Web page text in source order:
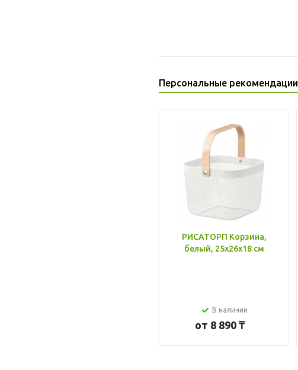
Персональные рекомендации
РИСАТОРП Корзина,
белый, 25x26x18 см
В наличии
от 8 890 ₸